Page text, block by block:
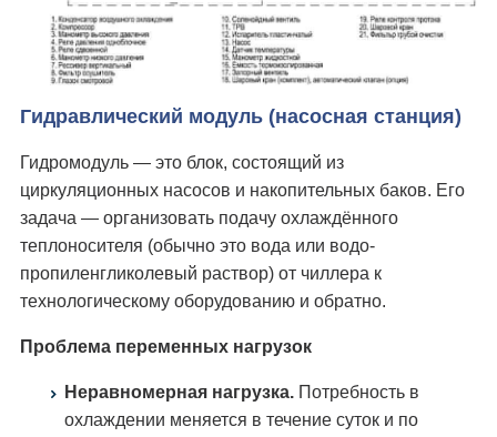
Гидравлический модуль (насосная станция)
Гидромодуль — это блок, состоящий из
циркуляционных насосов и накопительных баков. Его
задача — организовать подачу охлаждённого
теплоносителя (обычно это вода или водо-
пропиленгликолевый раствор) от чиллера к
технологическому оборудованию и обратно.
Проблема переменных нагрузок
Неравномерная нагрузка. Потребность в
охлаждении меняется в течение суток и по